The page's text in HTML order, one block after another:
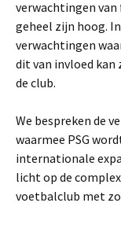
verwachtingen van
geheel zijn hoog.
verwachtingen
dit van invloed kan
de club.
We bespreken de
waarmee PSG
internationale
licht op de
voetbalclub met